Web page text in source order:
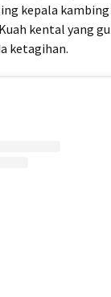
kepala kambing
kental yang
ketagihan.